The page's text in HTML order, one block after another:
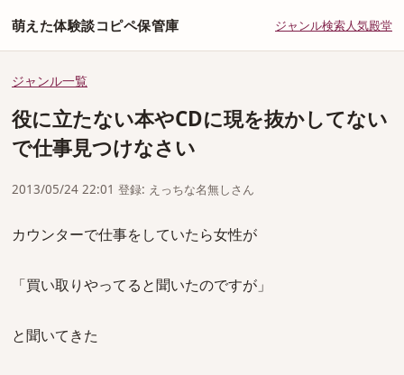
萌えた体験談コピペ保管庫 ジャンル検索人気殿堂
ジャンル一覧
役に立たない本やCDに現を抜かしてない
で仕事見つけなさい
2013/05/24 22:01 登録: えっちな名無しさん
カウンターで仕事をしていたら女性が
「買い取りやってると聞いたのですが」
と聞いてきた